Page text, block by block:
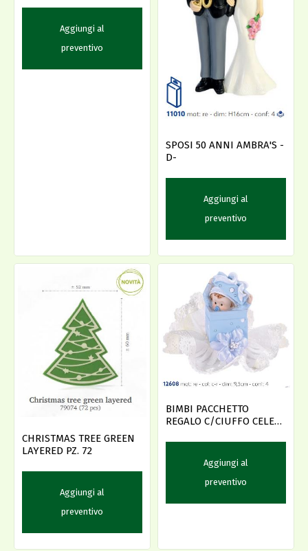
Aggiungi al
preventivo
SPOSI 50 ANNI AMBRA'S -
D-
Aggiungi al
preventivo
CHRISTMAS TREE GREEN
LAYERED PZ. 72
Aggiungi al
preventivo
BIMBI PACCHETTO
REGALO C/CIUFFO CELES
Aggiungi al
preventivo